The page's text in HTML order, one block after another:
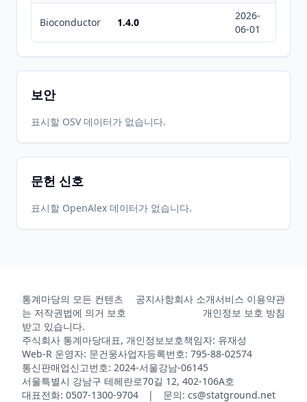
Bioconductor 1.4.0
2026-
06-01
보안
표시할 OSV 데이터가 없습니다.
문헌 신호
표시할 OpenAlex 데이터가 없습니다.
통계마당의 모든 컨텐츠
는 저작권법에 의거 보호
받고 있습니다.
공지사항회사 소개서비스 이용약관
개인정보 보호 방침
주식회사 통계마당대표, 개인정보보호책임자: 유재성
Web-R 운영자: 문건웅사업자등록번호: 795-88-02574
통신판매업신고번호: 2024-서울강남-06145
서울특별시 강남구 테헤란로70길 12, 402-106A호
대표전화: 0507-1300-9704 | 문의: cs@statground.net